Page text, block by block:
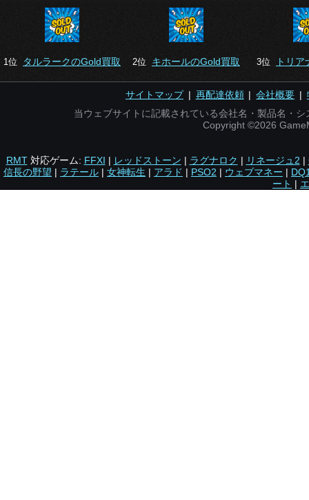
1位 タルラークのGold買取 2位 キホールのGold買取 3位 トリ
サイトマップ| 再配達依頼|会社概要 |
当ウェブサイトに記載されている会社名・製品名・
Copyright ©2026
RMT対応ゲーム: FFXI | レッドストーン | ラグナロク | リネージュ2 |
信長の野望 | ラテール | 女神転生 | アラド | PSO2 | ウェブマネー |
ート |